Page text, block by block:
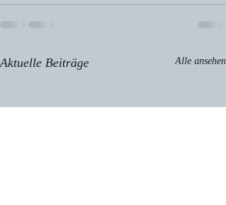
Aktuelle Beiträge Alle ansehen